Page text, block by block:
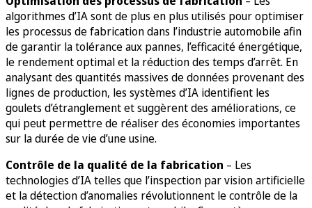
algorithmes d’IA sont de plus en plus utilisés pour optimiser
les processus de fabrication dans l’industrie automobile afin
de garantir la tolérance aux pannes, l’efficacité énergétique,
le rendement optimal et la réduction des temps d’arrêt. En
analysant des quantités massives de données provenant des
lignes de production, les systèmes d’IA identifient les
goulets d’étranglement et suggèrent des améliorations, ce
qui peut permettre de réaliser des économies importantes
sur la durée de vie d’une usine.
Contrôle de la qualité de la fabrication – Les
technologies d’IA telles que l’inspection par vision artificielle
et la détection d’anomalies révolutionnent le contrôle de la